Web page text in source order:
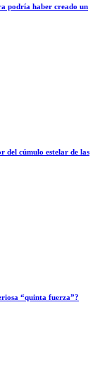
podría haber creado un
del cúmulo estelar de las
“quinta fuerza”?